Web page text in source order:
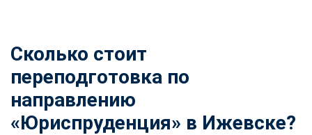
Сколько стоит
переподготовка по
направлению
«Юриспруденция» в Ижевске?